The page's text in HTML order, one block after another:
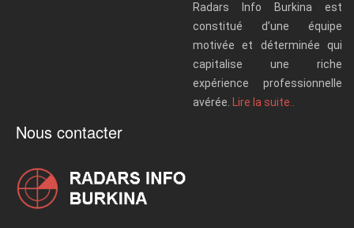
Radars Info Burkina est
constitué d’une équipe
motivée et déterminée qui
capitalise une riche
expérience professionnelle
avérée.
Lire la suite..
Nous contacter